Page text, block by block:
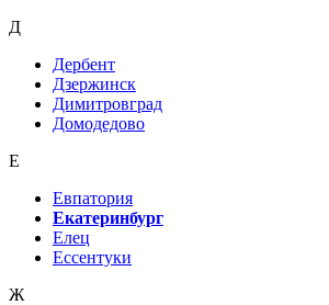
Д
Дербент
Дзержинск
Димитровград
Домодедово
Е
Евпатория
Екатеринбург
Елец
Ессентуки
Ж